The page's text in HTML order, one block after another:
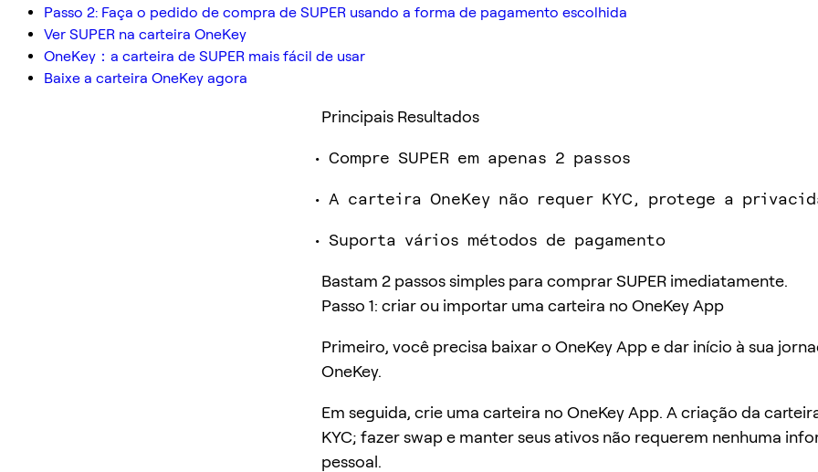
Passo 2: Faça o pedido de compra de SUPER usando a forma de pagamento escolhida
Ver SUPER na carteira OneKey
OneKey：a carteira de SUPER mais fácil de usar
Baixe a carteira OneKey agora
Principais Resultados
Compre SUPER em apenas 2 passos
A carteira OneKey não requer KYC, protege a
Suporta vários métodos de pagamento
Bastam 2 passos simples para comprar SUPER imediatamente.
Passo 1: criar ou importar uma carteira no OneKey App
Primeiro, você precisa baixar o OneKey App e dar início à sua
OneKey.
Em seguida, crie uma carteira no OneKey App. A criação da
KYC; fazer swap e manter seus ativos não requerem nenhuma
pessoal.